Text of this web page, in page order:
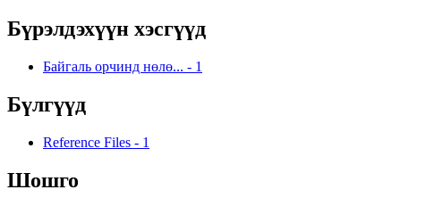
Бүрэлдэхүүн хэсгүүд
Байгаль орчинд нөлө... - 1
Бүлгүүд
Reference Files - 1
Шошго